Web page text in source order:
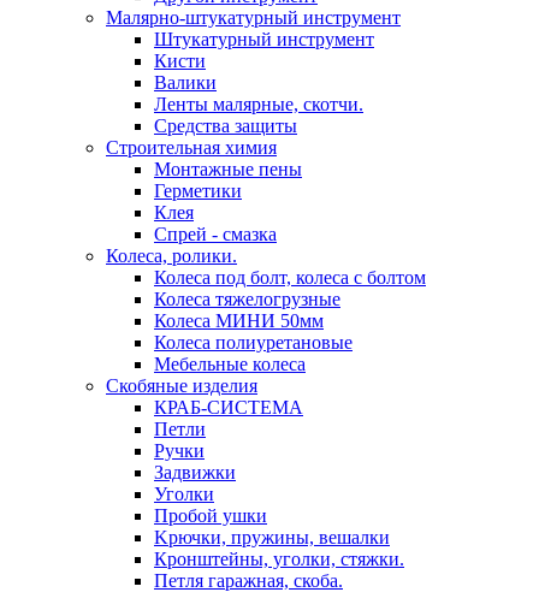
Малярно-штукатурный инструмент
Штукатурный инструмент
Кисти
Валики
Ленты малярные, скотчи.
Средства защиты
Строительная химия
Монтажные пены
Герметики
Клея
Спрей - смазка
Колеса, ролики.
Колеса под болт, колеса с болтом
Колеса тяжелогрузные
Колеса МИНИ 50мм
Колеса полиуретановые
Мебельные колеса
Скобяные изделия
КРАБ-СИСТЕМА
Петли
Ручки
Задвижки
Уголки
Пробой ушки
Kрючки, пружины, вешалки
Кронштейны, уголки, стяжки.
Петля гаражная, скоба.